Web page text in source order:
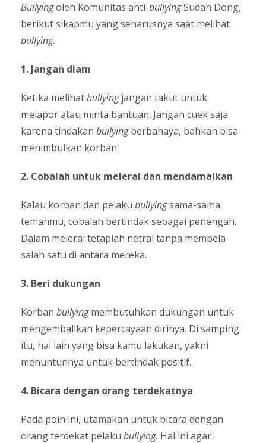
Bullyingoleh Komunitas anti-bullyingSudah Dong,
berikut sikapmu yang seharusnya saat melihat
bullying.
1. Jangan diam
Ketika melihatbullyingjangan takut untuk
melapor atau minta bantuan. Jangan cuek saja
karena tindakan bullyingberbahaya, bahkan bisa
menimbulkan korban.
2. Cobalah untuk melerai dan mendamaikan
Kalau korban dan pelaku bullyingsama-sama
temanmu, cobalah bertindak sebagai penengah.
Dalam melerai tetaplah netral tanpa membela
salah satu di antara mereka.
3. Beri dukungan
Korban bullyingmembutuhkan dukungan untuk
mengembalikan kepercayaan dirinya. Di samping
itu, hal lain yang bisa kamu lakukan, yakni
menuntunnya untuk bertindak positif.
4. Bicara dengan orang terdekatnya
Pada poin ini, utamakan untuk bicara dengan
orang terdekat pelaku bullying. Hal ini agar